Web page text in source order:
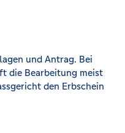
und Antrag. Bei
die Bearbeitung meist
den Erbschein